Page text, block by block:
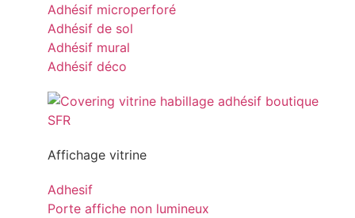
Adhésif microperforé
Adhésif de sol
Adhésif mural
Adhésif déco
Affichage vitrine
Adhesif
Porte affiche non lumineux